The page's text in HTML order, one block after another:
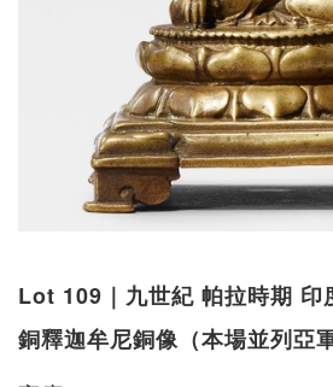
Lot 109｜九世紀 帕拉時期 印
銅釋迦牟尼銅像（本場並列亞軍